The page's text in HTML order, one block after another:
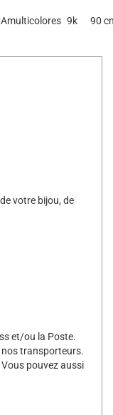
multicolores 9k 90
votre bijou, de
et/ou la Poste.
transporteurs.
pouvez aussi